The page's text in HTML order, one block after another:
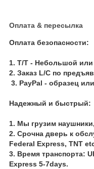
Оплата & пересылка
Оплата безопасности:
1. T/T - Небольшой или
2. Заказ L/C по
3. PayPal - образец
Надежный и быстрый:
1. Мы грузим
2. Срочна дверь к
Federal Express, TNT
3. Время транспорта:
Express 5-7days.